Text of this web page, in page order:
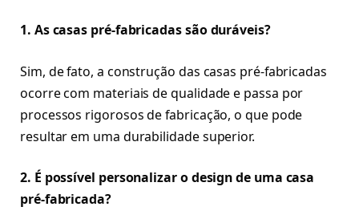
1. As casas pré-fabricadas são duráveis?
Sim, de fato, a construção das casas pré-fabricadas
ocorre com materiais de qualidade e passa por
processos rigorosos de fabricação, o que pode
resultar em uma durabilidade superior.
2. É possível personalizar o design de uma casa
pré-fabricada?